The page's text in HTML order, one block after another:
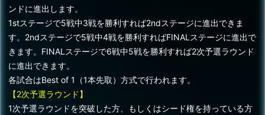
ンドに進出します。
1stステージで5戦中3戦を勝利すれば2ndステージに進出できま
す。2ndステージで5戦中4戦を勝利すればFINALステージに進出で
きます。FINALステージで6戦中5戦を勝利すれば2次予選ラウンド
に進出できます。
各試合はBest of 1（1本先取）方式で行われます。
【2次予選ラウンド】
1次予選ラウンドを突破した方、もしくはシード権を持っている方